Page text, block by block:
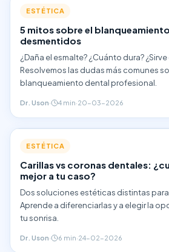
ESTÉTICA
5 mitos sobre el
desmentidos
¿Daña el esmalte? ¿Cuánto dura?
Resolvemos las dudas más comunes
blanqueamiento dental profesional.
Dr. Uson· 4 min·20-03-2026
ESTÉTICA
Carillas vs coronas dentales:
mejor a tu caso?
Dos soluciones estéticas distintas
Aprende a diferenciarlas y a elegir la
tu sonrisa.
Dr. Uson· 6 min·24-02-2026